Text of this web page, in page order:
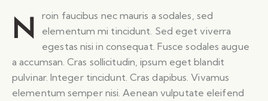
N
roin faucibus nec mauris a sodales, sed
elementum mi tincidunt. Sed eget viverra
egestas nisi in consequat. Fusce sodales augue
a accumsan. Cras sollicitudin, ipsum eget blandit
pulvinar. Integer tincidunt. Cras dapibus. Vivamus
elementum semper nisi. Aenean vulputate eleifend